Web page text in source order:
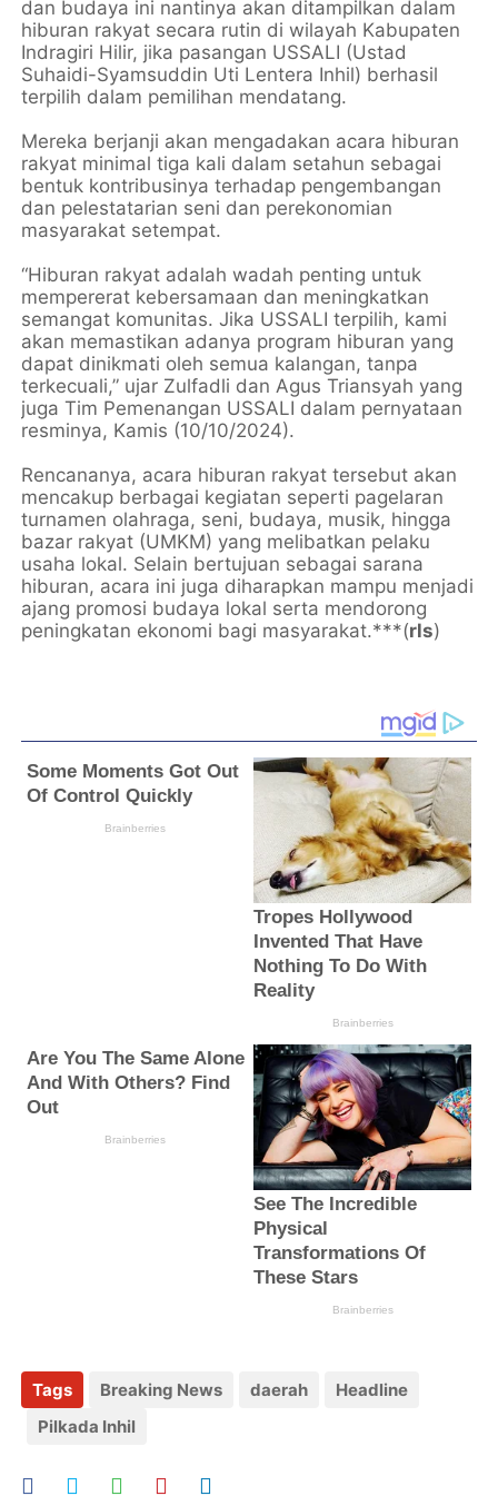
dan budaya ini nantinya akan ditampilkan dalam
hiburan rakyat secara rutin di wilayah Kabupaten
Indragiri Hilir, jika pasangan USSALI (Ustad
Suhaidi-Syamsuddin Uti Lentera Inhil) berhasil
terpilih dalam pemilihan mendatang.
Mereka berjanji akan mengadakan acara hiburan
rakyat minimal tiga kali dalam setahun sebagai
bentuk kontribusinya terhadap pengembangan
dan pelestatarian seni dan perekonomian
masyarakat setempat.
“Hiburan rakyat adalah wadah penting untuk
mempererat kebersamaan dan meningkatkan
semangat komunitas. Jika USSALI terpilih, kami
akan memastikan adanya program hiburan yang
dapat dinikmati oleh semua kalangan, tanpa
terkecuali,” ujar Zulfadli dan Agus Triansyah yang
juga Tim Pemenangan USSALI dalam pernyataan
resminya, Kamis (10/10/2024).
Rencananya, acara hiburan rakyat tersebut akan
mencakup berbagai kegiatan seperti pagelaran
turnamen olahraga, seni, budaya, musik, hingga
bazar rakyat (UMKM) yang melibatkan pelaku
usaha lokal. Selain bertujuan sebagai sarana
hiburan, acara ini juga diharapkan mampu menjadi
ajang promosi budaya lokal serta mendorong
peningkatan ekonomi bagi masyarakat.***(rls)
Tags Breaking News daerah
Headline
Pilkada Inhil